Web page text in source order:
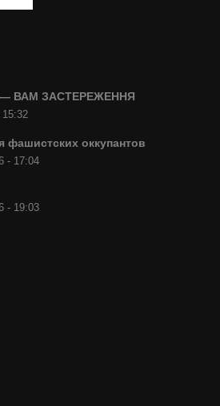
ВАМ ЗАСТЕРЕЖЕННЯ
15:32
фашистских оккупантов
- 17:04
- 19:03